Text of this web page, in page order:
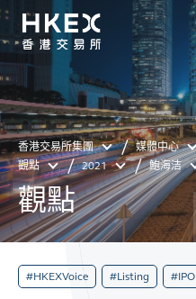
香港交易所集團 媒體中心
觀點
2021 鮑海洁
觀點
#HKEXVoice #Listing #IPO